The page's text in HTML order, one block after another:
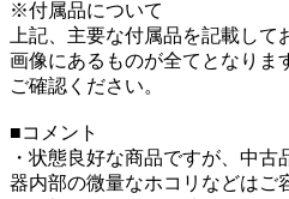
※付属品について
上記、主要な付属品を記載して
画像にあるものが全てとなりま
ご確認ください。
■コメント
・状態良好な商品ですが、中
器内部の微量なホコリなどはご